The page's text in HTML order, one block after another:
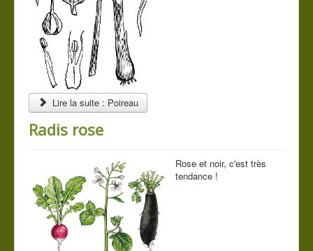
Vous êtes ici : Accueil
Mes légumes
Lire la suite : Poireau
Radis rose
Rose et noir, c'est très
tendance !